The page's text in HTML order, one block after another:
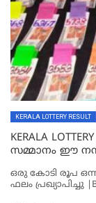
KERALA LOTTERY RESULT
KERALA
സമ്മാനം ഈ
ഒരു കോടി രൂപ
ഫലം പ്രഖ്യാപിച്ചു